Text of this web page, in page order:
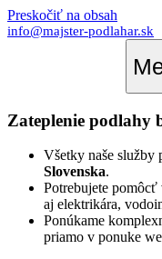
Preskočiť na obsah
info@majster-podlahar.sk
Zateplenie podlahy
Všetky naše služby
Slovenska.
Potrebujete
aj elektrikára,
Ponúkame
priamo v ponuke